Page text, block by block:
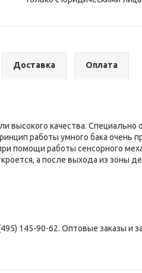
Доставка Оплата
качества. Специально
работы умного бака очень
помощи работы сенсорного
а после выхода из зоны
145-90-62. Оптовые заказы и